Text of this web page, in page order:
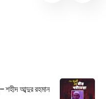
শহীদ আব্দুর রহমান